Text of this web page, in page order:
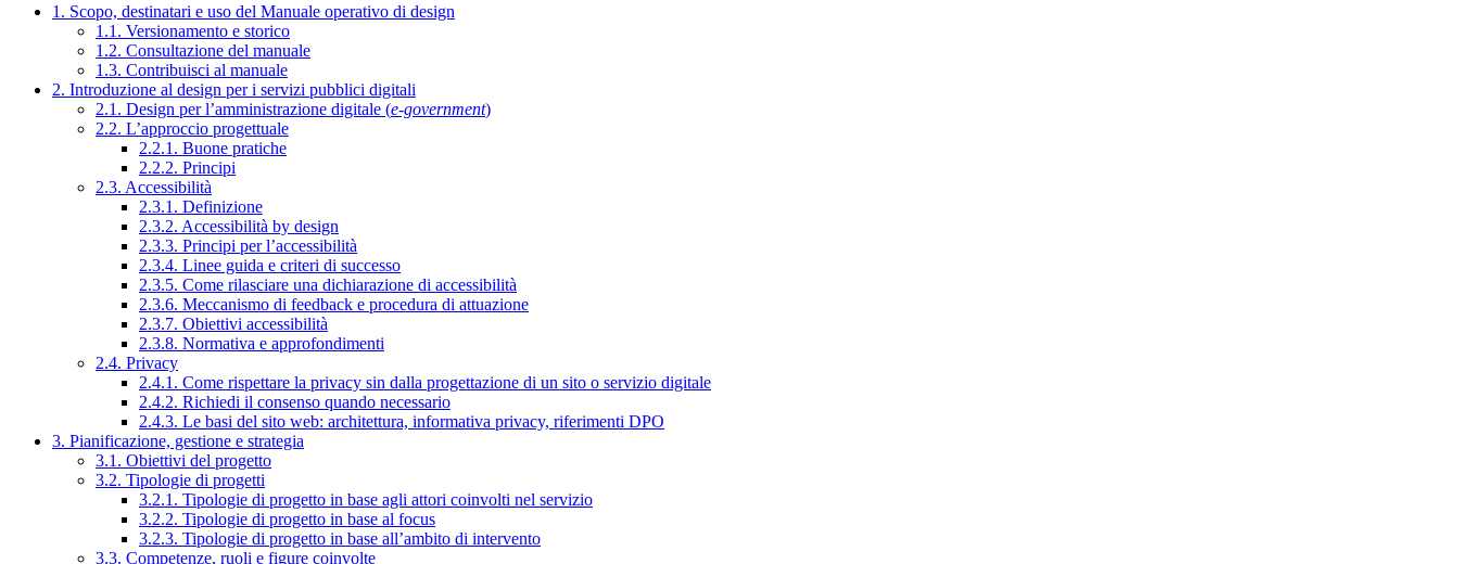
1. Scopo, destinatari e uso del Manuale operativo di design
1.1. Versionamento e storico
1.2. Consultazione del manuale
1.3. Contribuisci al manuale
2. Introduzione al design per i servizi pubblici digitali
2.1. Design per l’amministrazione digitale (e-government)
2.2. L’approccio progettuale
2.2.1. Buone pratiche
2.2.2. Principi
2.3. Accessibilità
2.3.1. Definizione
2.3.2. Accessibilità by design
2.3.3. Principi per l’accessibilità
2.3.4. Linee guida e criteri di successo
2.3.5. Come rilasciare una dichiarazione di accessibilità
2.3.6. Meccanismo di feedback e procedura di attuazione
2.3.7. Obiettivi accessibilità
2.3.8. Normativa e approfondimenti
2.4. Privacy
2.4.1. Come rispettare la privacy sin dalla progettazione di un sito o servizio digitale
2.4.2. Richiedi il consenso quando necessario
2.4.3. Le basi del sito web: architettura, informativa privacy, riferimenti DPO
3. Pianificazione, gestione e strategia
3.1. Obiettivi del progetto
3.2. Tipologie di progetti
3.2.1. Tipologie di progetto in base agli attori coinvolti nel servizio
3.2.2. Tipologie di progetto in base al focus
3.2.3. Tipologie di progetto in base all’ambito di intervento
3.3. Competenze, ruoli e figure coinvolte